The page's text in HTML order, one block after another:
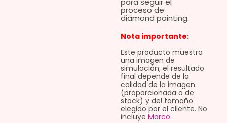
proceso de
diamond painting.
Nota importante:
Este producto muestra
una imagen de
simulación; el resultado
final depende de la
calidad de la imagen
(proporcionada o de
stock) y del tamaño
elegido por el cliente. No
incluye Marco.